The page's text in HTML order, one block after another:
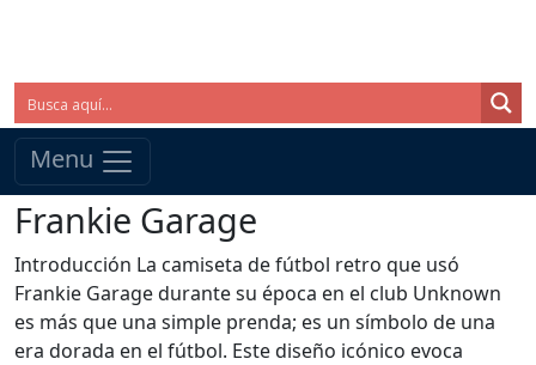
Menu
Frankie Garage
Introducción La camiseta de fútbol retro que usó
Frankie Garage durante su época en el club Unknown
es más que una simple prenda; es un símbolo de una
era dorada en el fútbol. Este diseño icónico evoca